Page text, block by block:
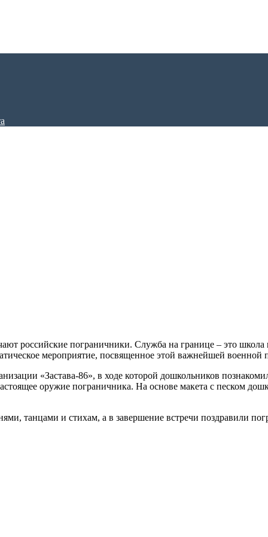
российские пограничники. Служба на границе – это
мероприятие, посвященное этой важнейшей военной
«Застава-86», в ходе которой дошкольников
оружие пограничника. На основе макета с песком
танцами и стихам, а в завершение встречи поздравили